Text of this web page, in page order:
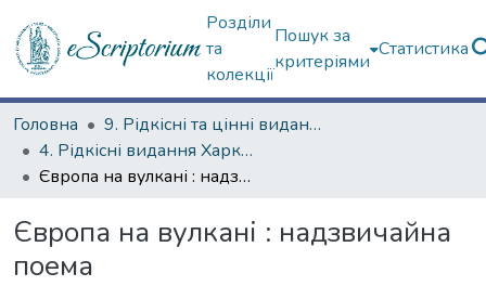
Розділи
та
колекції
Пошук за
критеріями
Статистика
Головна
9. Рідкісні та цінні видання
4. Рідкісні видання Харкова ХХ ст.
Європа на вулкані : надзвичайна поема
Європа на вулкані : надзвичайна
поема